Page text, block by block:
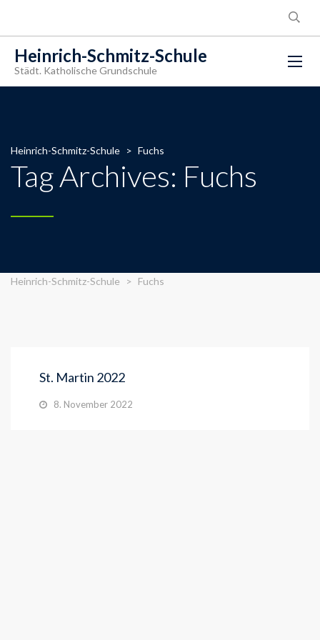
Heinrich-Schmitz-Schule
Städt. Katholische Grundschule
Heinrich-Schmitz-Schule > Fuchs
Tag Archives: Fuchs
Heinrich-Schmitz-Schule > Fuchs
St. Martin 2022
8. November 2022